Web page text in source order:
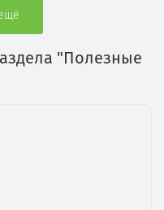
"Полезные